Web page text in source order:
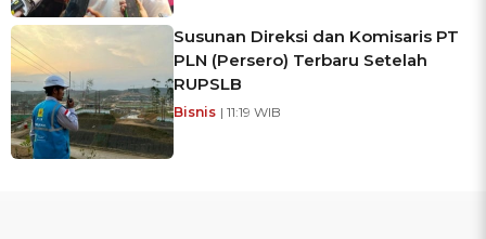
Susunan Direksi dan Komisaris PT
PLN (Persero) Terbaru Setelah
RUPSLB
Bisnis | 11:19 WIB